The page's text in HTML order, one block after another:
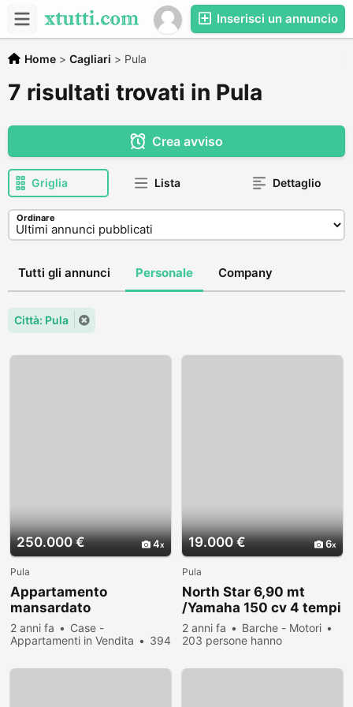
Inserisci un annuncio
Home > Cagliari > Pula
7 risultati trovati in Pula
Crea avviso
Griglia Lista Dettaglio
Ordinare
Tutti gli annunci Personale Company
Città: Pula
250.000 € 4
Pula
Appartamento
mansardato
2 anni fa
Case -
Appartamenti in Vendita
394
19.000 € 6
Pula
North Star 6,90 mt
/Yamaha 150 cv 4 tempi
2 anni fa
Barche - Motori
203 persone hanno